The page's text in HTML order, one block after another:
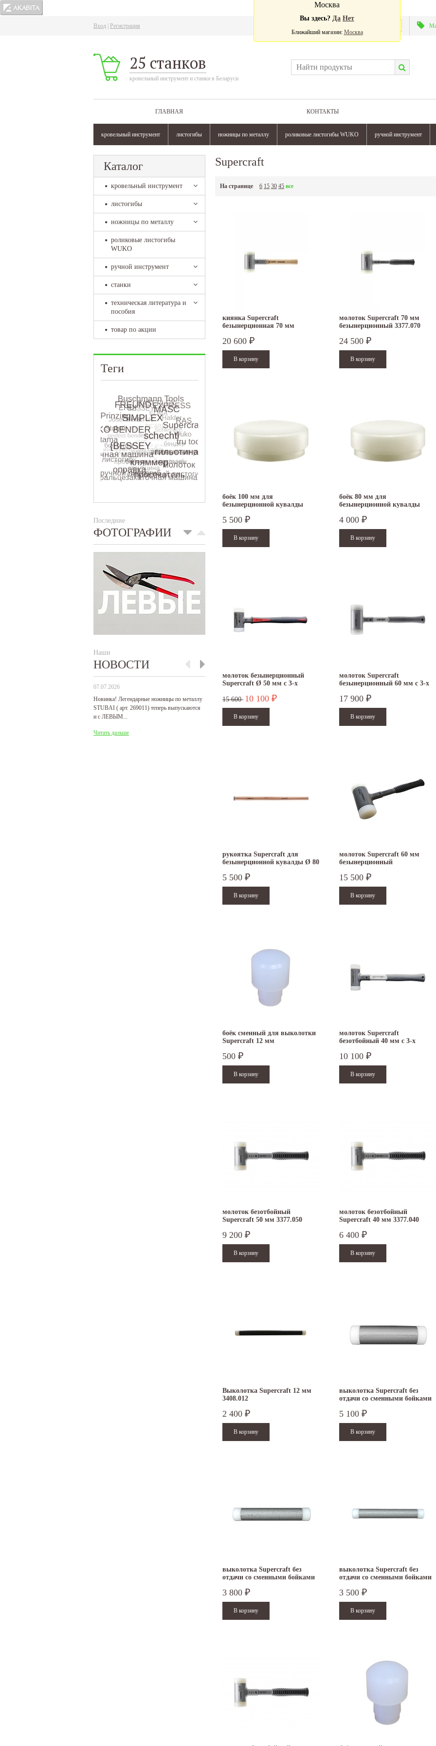
Вход Регистрация
25 станков
кровельный инструмент и станки в Беларуси
ГЛАВНАЯ КОНТАКТЫ
кровельный инструмент листогибы ножницы по металлу роликовые листогибы WUKO ручной инструмент
Москва
Вы здесь? Да Нет
Ближайший магазин: Москва
Каталог
кровельный инструмент
листогибы
ножницы по металлу
роликовые листогибы
WUKO
ручной инструмент
станки
техническая литература и
пособия
товар по акции
Теги
Последние
ФОТОГРАФИИ
Наши
НОВОСТИ
07.07.2026
Новинка! Легендарные ножницы по металлу
STUBAI ( арт. 269011) теперь выпускаются
и с ЛЕВЫМ...
Читать дальше
29.12.2025
Режим работы офисов в новогодние
праздники 2025 - 2026 г.: г. Москва: 29, 30
декабря - работаем в...
30.04.2025
30 апреля - работаем в обычном режиме с
01 по 04 мая - выходные дни с 05 по 07 мая
- работаем в обычном режиме с 08 по 11...
Supercraft
На странице 6 15 30 45 все
киянка Supercraft
безынерционная 70 мм
20 600 ₽
молоток Supercraft 70 мм
безынерционный 3377.070
24 500 ₽
боёк 100 мм для
безынерционной кувалды
5 500 ₽
боёк 80 мм для
безынерционной кувалды
4 000 ₽
молоток безынерционный
Supercraft Ø 50 мм с 3-х
3389.050
15 600 10 100 ₽
молоток Supercraft
безынерционный 60 мм с 3-х
3399.060
17 900 ₽
рукоятка Supercraft для
безынерционной кувалды Ø 80
5 500 ₽
молоток Supercraft 60 мм
безынерционный
15 500 ₽
боёк сменный для выколотки
Supercraft 12 мм
500 ₽
молоток Supercraft
безотбойный 40 мм с 3-х
10 100 ₽
молоток безотбойный
Supercraft 50 мм 3377.050
9 200 ₽
молоток безотбойный
Supercraft 40 мм 3377.040
6 400 ₽
Выколотка Supercraft 12 мм
3408.012
2 400 ₽
выколотка Supercraft без
отдачи со сменными бойками
5 100 ₽
выколотка Supercraft без
отдачи со сменными бойками
3 800 ₽
выколотка Supercraft без
отдачи со сменными бойками
3 500 ₽